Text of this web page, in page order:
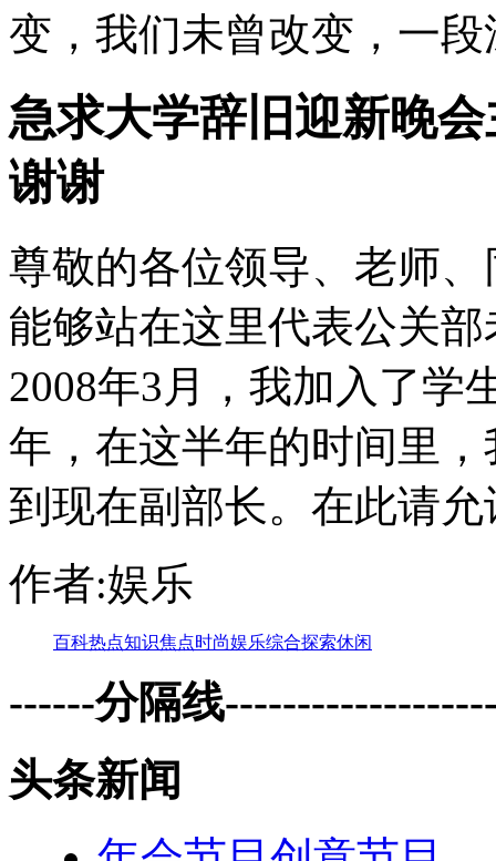
变，我们未曾改变，一
急求大学辞旧迎新晚
谢谢
尊敬的各位领导、老师
能够站在这里代表公关
2008年3月，我加入了学
年，在这半年的时间里
到现在副部长。在此请
作者:娱乐
百科热点知识焦点时尚娱乐综合探索休闲
------分隔线
头条新闻